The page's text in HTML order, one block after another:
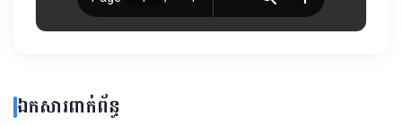
ឯកសារពាក់ព័ន្ធ